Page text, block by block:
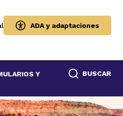
ADA y adaptaciones
Y
BUSCAR